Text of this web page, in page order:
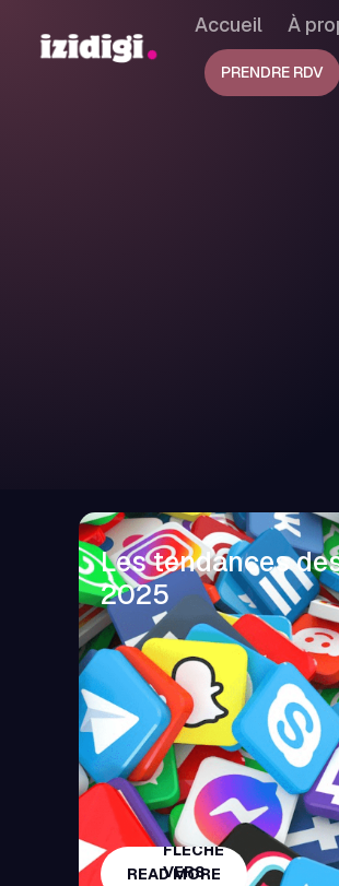
Accueil À
PRENDRE RDV
Les tendances
2025
READ MORE